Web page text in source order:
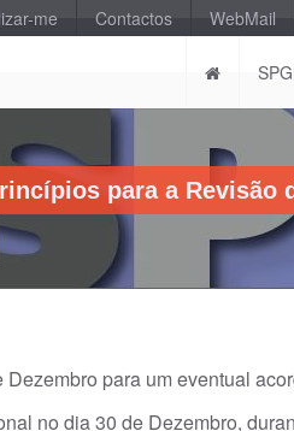
me Contactos WebMail
para a Revisão
para um eventual
no dia 30 de Dezembro,